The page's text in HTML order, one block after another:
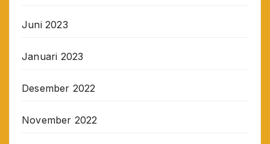
Juni 2023
Januari 2023
Desember 2022
November 2022